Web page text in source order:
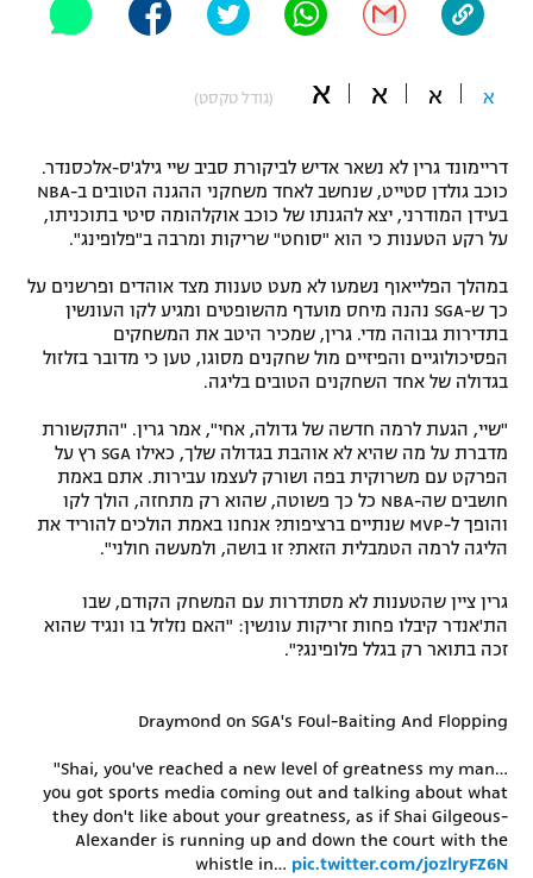
"מחצית בשכונה" – פודקאסט
תקנון משתתפים וזוכים בפרסים
תקנון עבור פעילות אלקטרה
תקנון עבור פעילות ספורט 1 – "מרלן"
טניס
גיימינג E-Sports
תנאי שימוש
מדיניות פרטיות
תקנון פעילות ספורט 1
הצטרפות לחבילת הערוצים
תגיות
המגזין
ספורט מוטורי
כדורמים
פוטבול אמריקאי NFL
בייסבול MLB
ספורט אתגרי ואקסטרים
אומנויות לחימה
גיימינג E-Sports
א א א א (גודל טקסט)
דריימונד גרין לא נשאר אדיש לביקורת סביב שיי גילג'ס-אלכסנדר.
כוכב גולדן סטייט, שנחשב לאחד משחקני ההגנה הטובים ב-NBA
בעידן המודרני, יצא להגנתו של כוכב אוקלהומה סיטי בתוכניתו,
על רקע הטענות כי הוא "סוחט" שריקות ומרבה ב"פלופינג".
במהלך הפלייאוף נשמעו לא מעט טענות מצד אוהדים ופרשנים על
כך ש-SGA נהנה מיחס מועדף מהשופטים ומגיע לקו העונשין
בתדירות גבוהה מדי. גרין, שמכיר היטב את המשחקים
הפסיכולוגיים והפיזיים מול שחקנים מסוגו, טען כי מדובר בזלזול
בגדולה של אחד השחקנים הטובים בליגה.
"שיי, הגעת לרמה חדשה של גדולה, אחי", אמר גרין. "התקשורת
מדברת על מה שהיא לא אוהבת בגדולה שלך, כאילו SGA רץ על
הפרקט עם משרוקית בפה ושורק לעצמו עבירות. אתם באמת
חושבים שה-NBA כל כך פשוטה, שהוא רק מתחזה, הולך לקו
והופך ל-MVP שנתיים ברציפות? אנחנו באמת הולכים להוריד את
הליגה לרמה הטמבלית הזאת? זו בושה, ולמעשה חולני".
גרין ציין שהטענות לא מסתדרות עם המשחק הקודם, שבו
הת'אנדר קיבלו פחות זריקות עונשין: "האם נזלזל בו ונגיד שהוא
זכה בתואר רק בגלל פלופינג?".
Draymond on SGA's Foul-Baiting And Flopping
"Shai, you've reached a new level of greatness my man…
you got sports media coming out and talking about what
they don't like about your greatness, as if Shai Gilgeous-
Alexander is running up and down the court with the
whistle in… pic.twitter.com/jozlryFZ6N